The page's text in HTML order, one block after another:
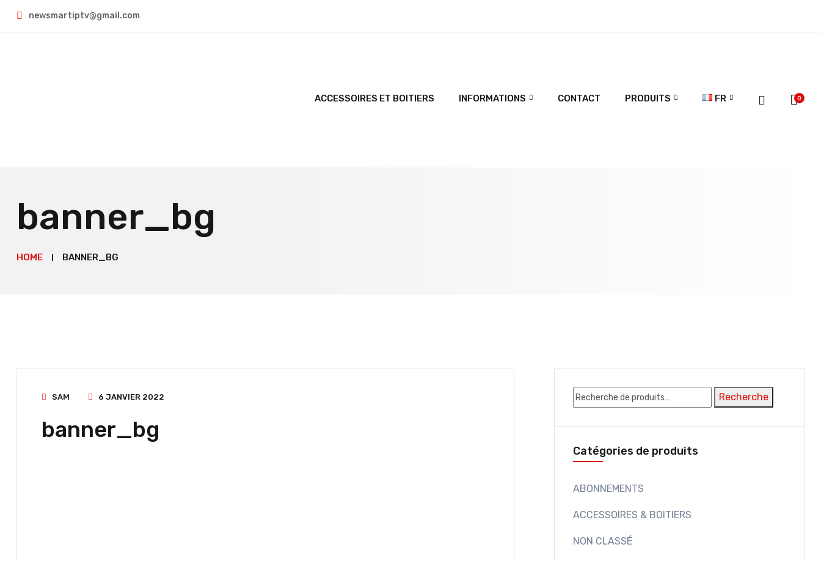
newsmartiptv@gmail.com
ACCESSOIRES ET BOITIERS INFORMATIONS CONTACT PRODUITS FR 0
banner_bg
HOME BANNER_BG
SAM 6 JANVIER 2022
banner_bg
Recherche
pour :
Recherche
Catégories de produits
ABONNEMENTS
ACCESSOIRES & BOITIERS
NON CLASSÉ